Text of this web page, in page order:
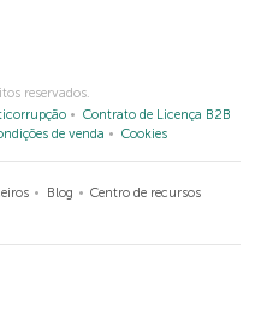
reservados.
Contrato de Licença B2B
de venda Cookies
Blog
Centro de recursos